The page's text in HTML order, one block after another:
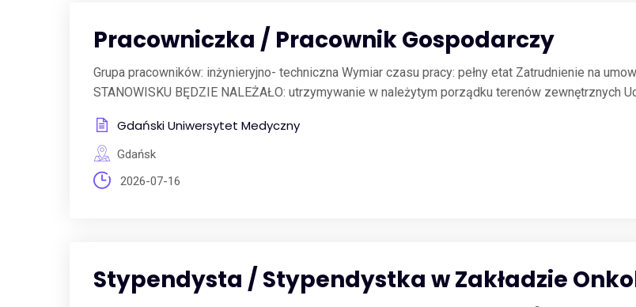
Pracowniczka / Pracownik Gospodarczy
Grupa pracowników: inżynieryjno- techniczna Wymiar czasu pracy: pełny etat Zatrudnienie na
STANOWISKU BĘDZIE NALEŻAŁO: utrzymywanie w należytym porządku terenów zewnętrznych
Gdański Uniwersytet Medyczny
Gdańsk
2026-07-16
Stypendysta / Stypendystka w Zakładzie